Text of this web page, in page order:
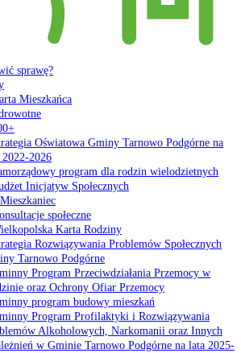
sprawę?
Mieszkańca
Oświatowa Gminy Tarnowo Podgórne na
2022-2026
program dla rodzin wielodzietnych
Inicjatyw Społecznych
społeczne
Karta Rodziny
Rozwiązywania Problemów Społecznych
Tarnowo Podgórne
Program Przeciwdziałania Przemocy w
oraz Ochrony Ofiar Przemocy
program budowy mieszkań
Program Profilaktyki i Rozwiązywania
Alkoholowych, Narkomanii oraz Innych
w Gminie Tarnowo Podgórne na lata 2025-